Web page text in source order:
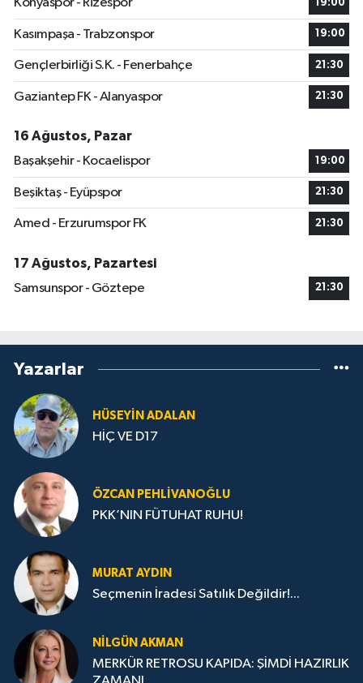
Konyaspor - Rizespor
19:00
Kasımpaşa - Trabzonspor 19:00
Gençlerbirliği S.K. - Fenerbahçe 21:30
Gaziantep FK - Alanyaspor 21:30
16 Ağustos, Pazar
Başakşehir - Kocaelispor
19:00
Beşiktaş - Eyüpspor 21:30
Amed - Erzurumspor FK 21:30
17 Ağustos, Pazartesi
Samsunspor - Göztepe
21:30
Yazarlar
HÜSEYIN ADALAN
HİÇ VE D17
ÖZCAN PEHLIVANOĞLU
PKK’NIN FÜTUHAT RUHU!
MURAT AYDIN
Seçmenin İradesi Satılık Değildir!...
NILGÜN AKMAN
MERKÜR RETROSU KAPIDA: ŞİMDİ HAZIRLIK